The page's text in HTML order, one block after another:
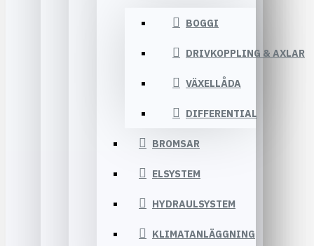
BOGGI
DRIVKOPPLING & AXLAR
VÄXELLÅDA
DIFFERENTIAL
BROMSAR
ELSYSTEM
HYDRAULSYSTEM
KLIMATANLÄGGNING